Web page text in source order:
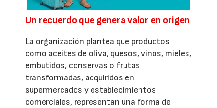
Un recuerdo que genera valor en origen
La organización plantea que productos
como aceites de oliva, quesos, vinos, mieles,
embutidos, conservas o frutas
transformadas, adquiridos en
supermercados y establecimientos
comerciales, representan una forma de